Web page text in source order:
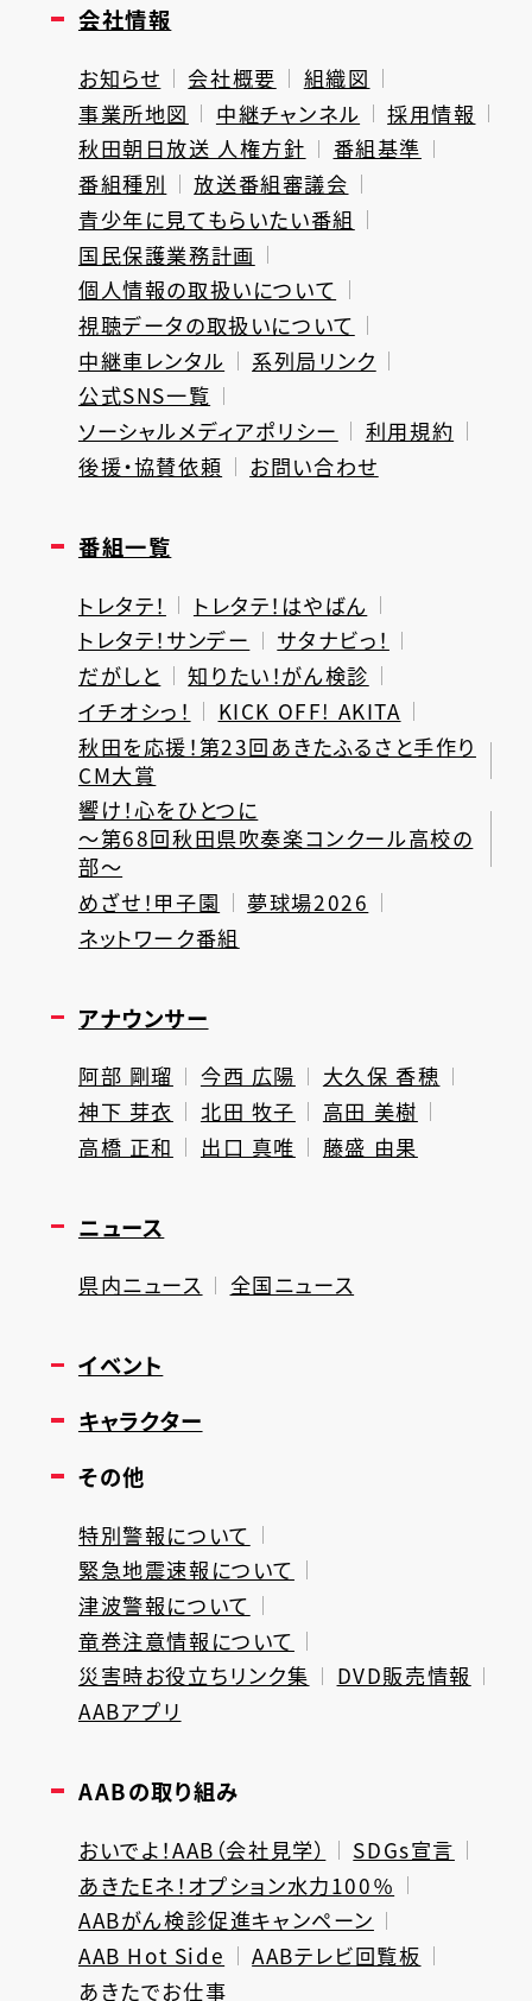
会社情報
お知らせ 会社概要
組織図
事業所地図
中継チャンネル
採用情報
秋田朝日放送 人権方針
番組基準
番組種別
放送番組審議会
青少年に見てもらいたい番組
国民保護業務計画
個人情報の取扱いについて
視聴データの取扱いについて
中継車レンタル
系列局リンク
公式SNS一覧
ソーシャルメディアポリシー
利用規約
後援・協賛依頼
お問い合わせ
番組一覧
トレタテ！
トレタテ！はやばん
トレタテ！サンデー
サタナビっ！
だがしと
知りたい！がん検診
イチオシっ！
KICK OFF! AKITA
秋田を応援！第23回あきたふるさと手作り
CM大賞
響け！心をひとつに
～第68回秋田県吹奏楽コンクール高校の
部～
めざせ！甲子園
夢球場2026
ネットワーク番組
アナウンサー
阿部 剛瑠 今西 広陽
大久保 香穂
神下 芽衣
北田 牧子
高田 美樹
高橋 正和
出口 真唯 藤盛 由果
ニュース
県内ニュース 全国ニュース
イベント
キャラクター
その他
特別警報について
緊急地震速報について
津波警報について
竜巻注意情報について
災害時お役立ちリンク集
DVD販売情報
AABアプリ
AABの取り組み
おいでよ！AAB（会社見学）
SDGs宣言
あきたEネ！オプション水力100％
AABがん検診促進キャンペーン
AAB Hot Side
AABテレビ回覧板
あきたでお仕事